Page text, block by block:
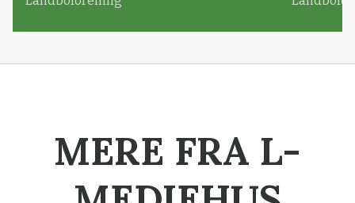
MERE FRA L-